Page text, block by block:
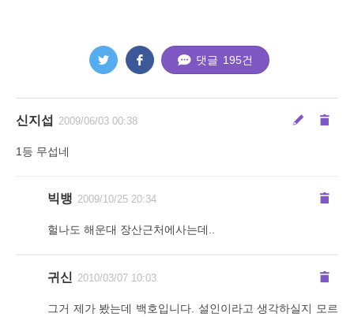
댓글 195건
신지섭 2009/06/03 00:38
1등 무섭네
빅뱅 2009/10/25 20:34
헐나도 해운대 장산근처에사는데..
귀신 2010/03/07 10:03
그거 제가 봤는데 백호입니다. 설인이라고 생각하실지 모르